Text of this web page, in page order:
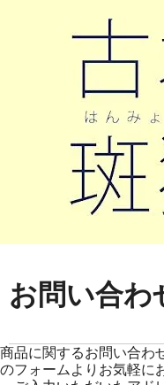
お問い合わ
商品に関するお問い合わ
のフォームよりお気軽に